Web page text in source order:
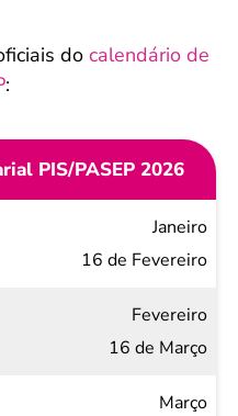
do calendário de
:
PIS/PASEP 2026
Janeiro
16 de Fevereiro
Fevereiro
16 de Março
Março